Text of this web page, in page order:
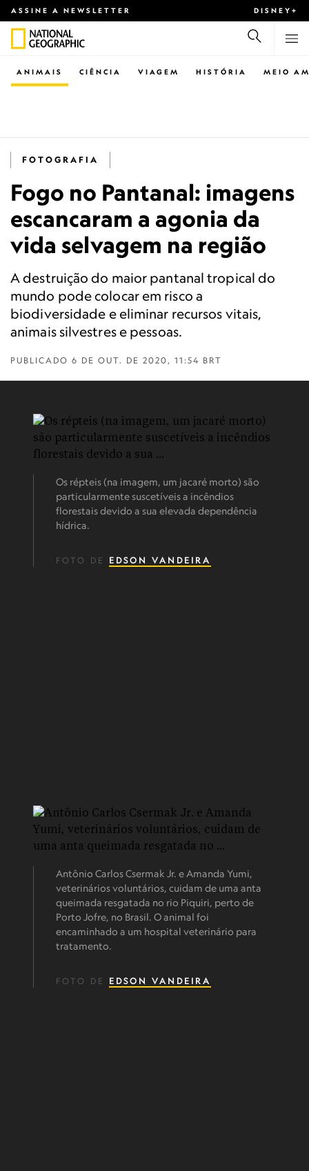
ASSINE A NEWSLETTER DISNEY+
CIÊNCIA VIAGEM
ANIMAIS HISTÓRIA MEIO
FOTOGRAFIA
Fogo no Pantanal: imagens
escancaram a agonia da
vida selvagem na região
A destruição do maior pantanal tropical do
mundo pode colocar em risco a
biodiversidade e eliminar recursos vitais,
animais silvestres e pessoas.
PUBLICADO 6 DE OUT. DE 2020, 11:54 BRT
Os répteis (na imagem, um jacaré morto) são
particularmente suscetíveis a incêndios
florestais devido a sua elevada dependência
hídrica.
FOTO DE EDSON VANDEIRA
Antônio Carlos Csermak Jr. e Amanda Yumi,
veterinários voluntários, cuidam de uma anta
queimada resgatada no rio Piquiri, perto de
Porto Jofre, no Brasil. O animal foi
encaminhado a um hospital veterinário para
tratamento.
FOTO DE EDSON VANDEIRA